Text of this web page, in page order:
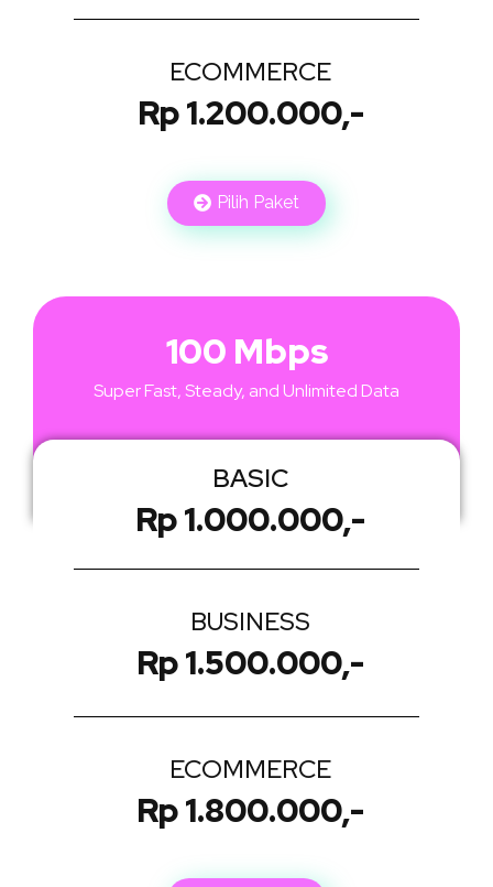
ECOMMERCE
Rp 1.200.000,-
Pilih Paket
100 Mbps
Super Fast, Steady, and Unlimited Data
BASIC
Rp 1.000.000,-
BUSINESS
Rp 1.500.000,-
ECOMMERCE
Rp 1.800.000,-